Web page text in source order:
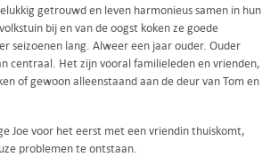
getrouwd en leven harmonieus samen in hun
bij en van de oogst koken ze goede
seizoenen lang. Alweer een jaar ouder. Ouder
centraal. Het zijn vooral familieleden en vrienden,
of gewoon alleenstaand aan de deur van Tom en
Joe voor het eerst met een vriendin thuiskomt,
problemen te ontstaan.